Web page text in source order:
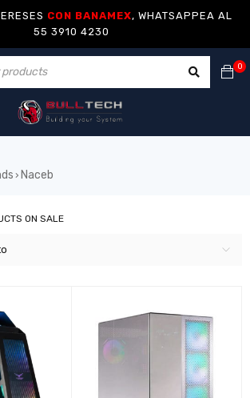
CON BANAMEX, WHATSAPPEA AL
55 3910 4230
0
› Naceb
ON SALE